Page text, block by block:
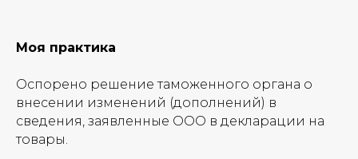
Моя практика
Оспорено решение таможенного органа о
внесении изменений (дополнений) в
сведения, заявленные ООО в декларации на
товары.